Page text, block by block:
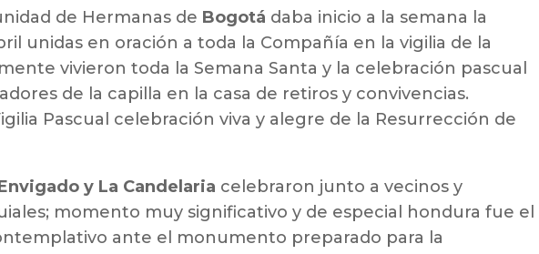
de Hermanas de Bogotá daba inicio a la semana la
unidas en oración a toda la Compañía en la vigilia de la
vivieron toda la Semana Santa y la celebración pascual
de la capilla en la casa de retiros y convivencias.
Pascual celebración viva y alegre de la Resurrección de
y La Candelaria celebraron junto a vecinos y
momento muy significativo y de especial hondura fue el
ante el monumento preparado para la